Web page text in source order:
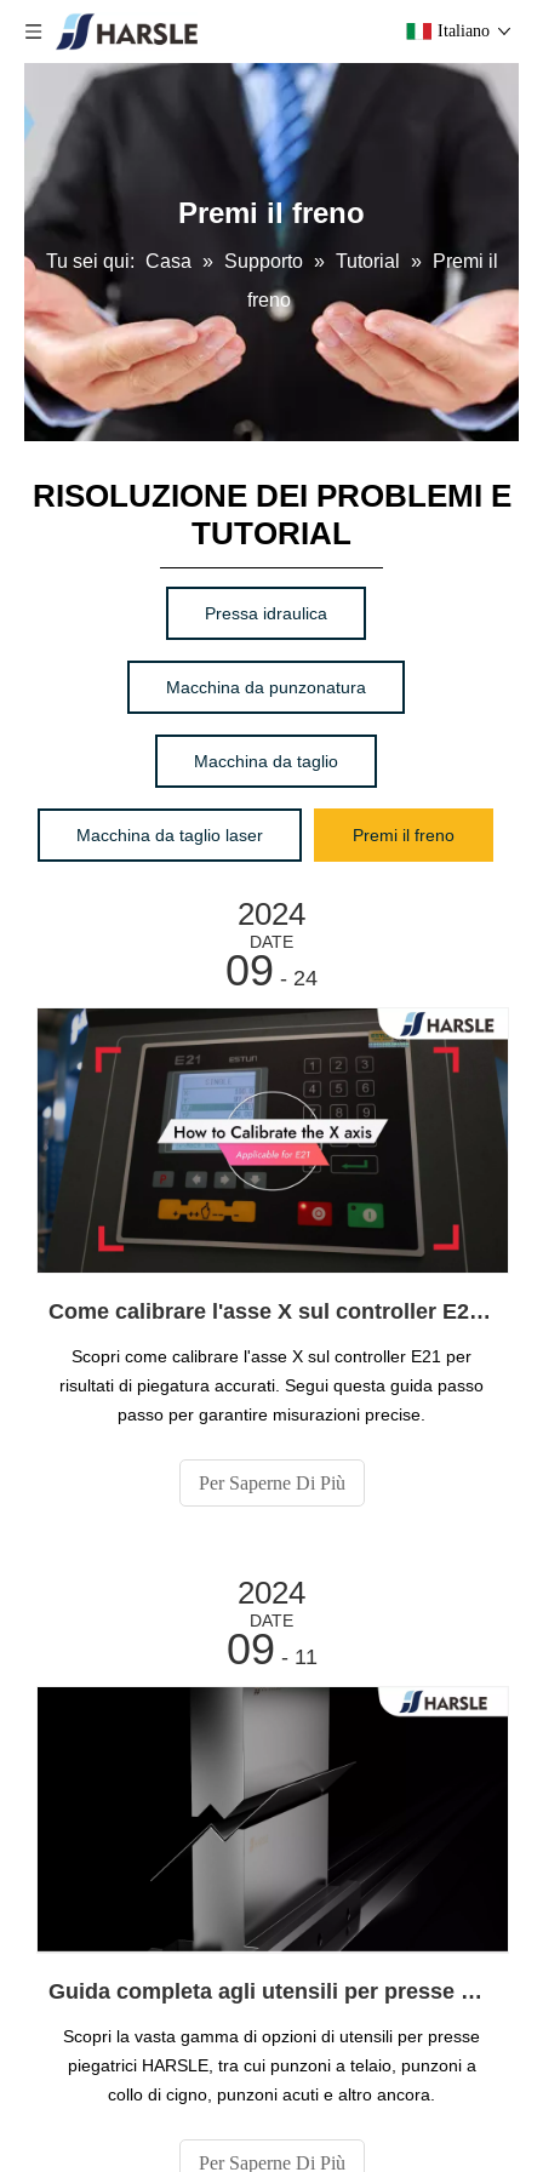
Italiano
Premi il freno
Tu sei qui: Casa » Supporto » Tutorial »
Premi il
freno
RISOLUZIONE DEI PROBLEMI E
TUTORIAL
Pressa idraulica
Macchina da punzonatura
Macchina da taglio
Macchina da taglio laser Premi il freno
2024
DATE
09 - 24
Come calibrare l'asse X sul controller E21 per una piegatura precisa
Scopri come calibrare l'asse X sul controller E21 per
risultati di piegatura accurati. Segui questa guida passo
passo per garantire misurazioni precise.
Per Saperne Di Più
2024
DATE
09 - 11
Guida completa agli utensili per presse piegatrici
Scopri la vasta gamma di opzioni di utensili per presse
piegatrici HARSLE, tra cui punzoni a telaio, punzoni a
collo di cigno, punzoni acuti e altro ancora.
Per Saperne Di Più